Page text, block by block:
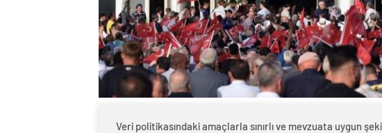
BEĞENDİM ABONE OL News
Veri politikasındaki amaçlarla sınırlı ve mevzuata uygun